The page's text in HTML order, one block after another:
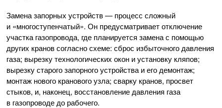
Замена запорных устройств — процесс сложный
и «многоступенчатый». Он предусматривает отключение
участка газопровода, где планируется замена с помощью
других кранов согласно схеме: сброс избыточного давления
газа; вырезку технологических окон и установку кляпов;
вырезку старого запорного устройства и его демонтаж;
монтаж нового кранового узла; сварку кранов, просвет
стыков, и, наконец, восстановление давления газа
в газопроводе до рабочего.